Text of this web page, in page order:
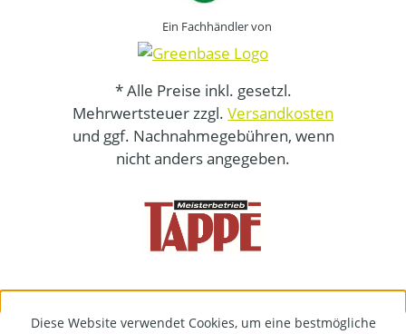
Ein Fachhändler von
* Alle Preise inkl. gesetzl.
Mehrwertsteuer zzgl. Versandkosten
und ggf. Nachnahmegebühren, wenn
nicht anders angegeben.
Diese Website verwendet Cookies, um eine bestmögliche